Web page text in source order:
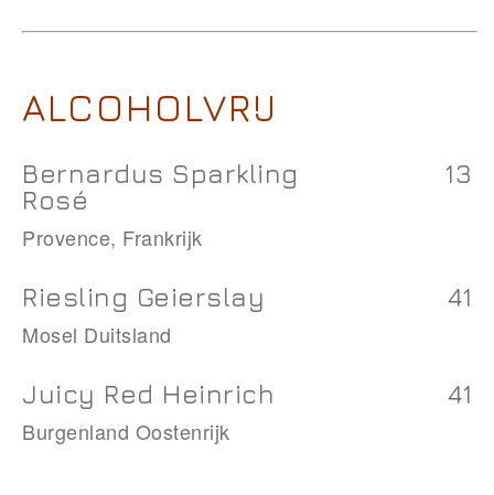
ALCOHOLVRIJ
Bernardus Sparkling
Rosé
13
Provence, Frankrijk
Riesling Geierslay 41
Mosel Duitsland
Juicy Red Heinrich 41
Burgenland Oostenrijk